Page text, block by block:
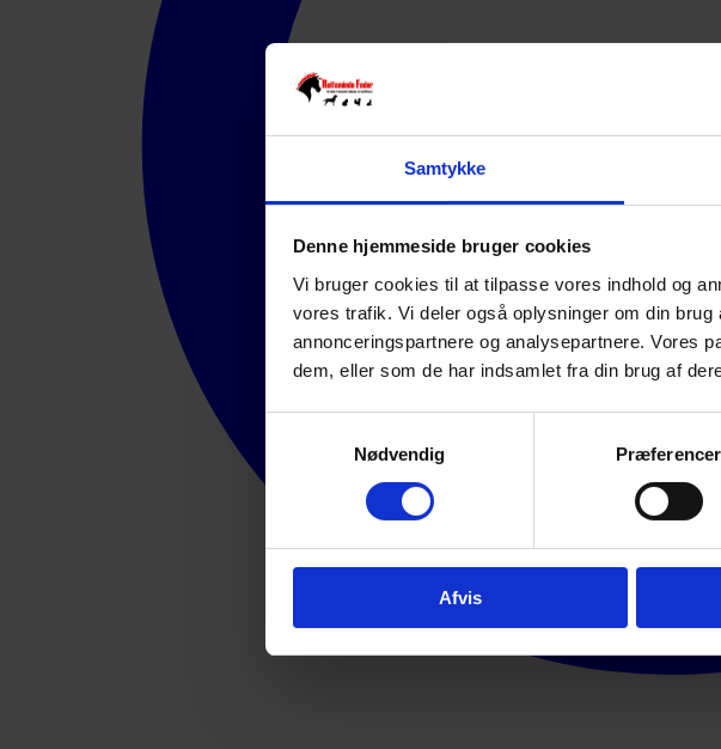
Samtykke
Denne hjemmeside bruger cookies
Vi bruger cookies til at tilpasse vores indhold og
vores trafik. Vi deler også oplysninger om din
annonceringspartnere og analysepartnere. Vores
dem, eller som de har indsamlet fra din brug af
Nødvendig
Præferencer
Afvis